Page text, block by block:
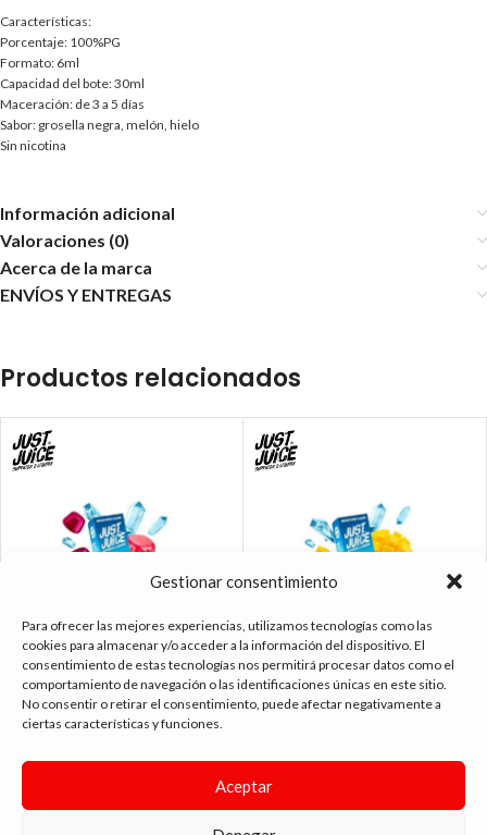
Gestionar consentimiento
Para ofrecer las mejores experiencias, utilizamos tecnologías como las
cookies para almacenar y/o acceder a la información del dispositivo. El
consentimiento de estas tecnologías nos permitirá procesar datos como el
comportamiento de navegación o las identificaciones únicas en este sitio.
No consentir o retirar el consentimiento, puede afectar negativamente a
ciertas características y funciones.
Aceptar
Características:
Porcentaje: 100%PG
Formato: 6ml
Capacidad del bote: 30ml
Maceración: de 3 a 5 días
Sabor: grosella negra, melón, hielo
Sin nicotina
Información adicional
Valoraciones (0)
Acerca de la marca
ENVÍOS Y ENTREGAS
Productos relacionados
JUST JUICE BELOW ZERO FROZEN
BERRY GUMMY 10ML
JUST JUICE BELOW ZERO TRIPLE
5.25